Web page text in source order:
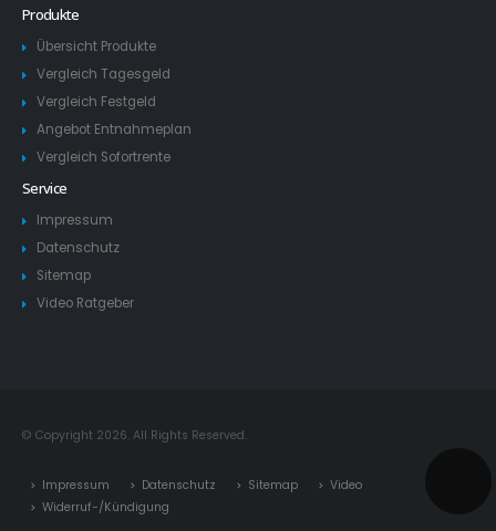
Produkte
Übersicht Produkte
Vergleich Tagesgeld
Vergleich Festgeld
Angebot Entnahmeplan
Vergleich Sofortrente
Service
Impressum
Datenschutz
Sitemap
Video Ratgeber
© Copyright 2026. All Rights Reserved.
Impressum Datenschutz Sitemap
Video
Widerruf-/Kündigung